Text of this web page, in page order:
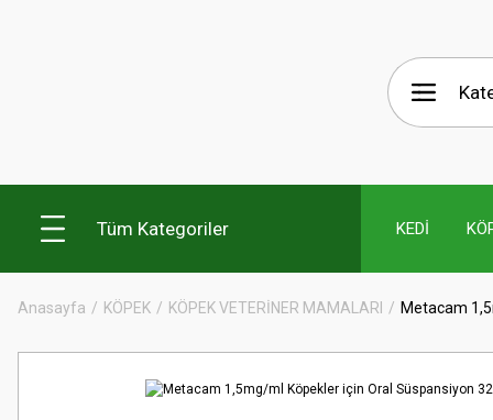
Tüm Kategoriler KEDİ
Anasayfa KÖPEK KÖPEK VETERİNER MAMALARI Metacam